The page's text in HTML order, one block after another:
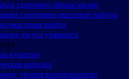
здорового образа жизни
спортивно-массовой работы
массовая работа
досуга учащихся
куратору
копилка
уровня воспитанности